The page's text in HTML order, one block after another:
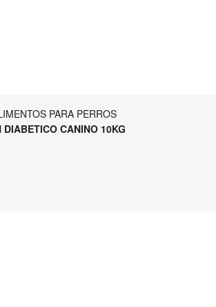
PARA PERROS
DIABETICO CANINO 10KG